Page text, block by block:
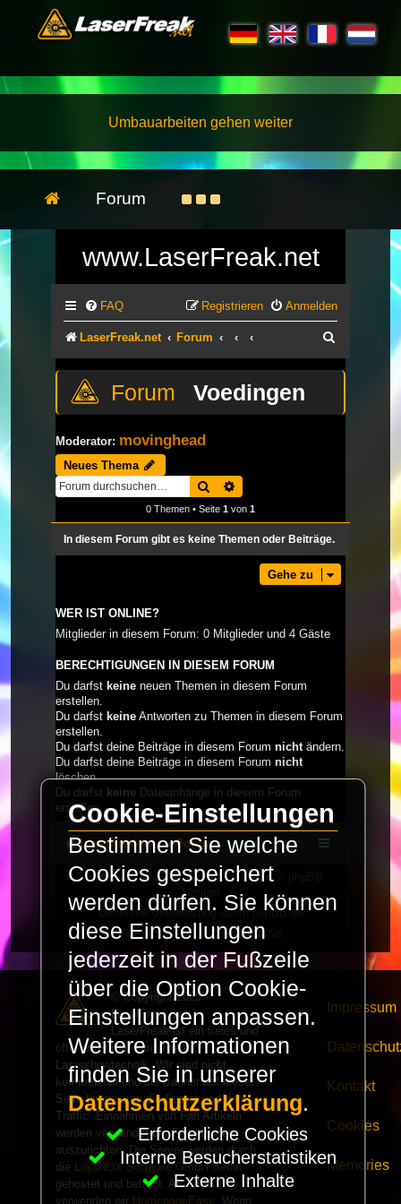
Umbauarbeiten gehen weiter
Forum
www.LaserFreak.net
FAQ Anmelden
Registrieren
LaserFreak.net Forum
Voedingen
Moderator: movinghead
Neues Thema
Suche
0 Themen • Seite 1 von 1
In diesem Forum gibt es keine Themen oder Beiträge.
Gehe zu
WER IST ONLINE?
Mitglieder in diesem Forum: 0 Mitglieder und 4 Gäste
BERECHTIGUNGEN IN DIESEM FORUM
Du darfst keine neuen Themen in diesem Forum
erstellen.
Du darfst keine Antworten zu Themen in diesem Forum
erstellen.
Du darfst deine Beiträge in diesem Forum nichtändern.
Du darfst deine Beiträge in diesem Forum nicht
löschen.
Du darfst keine Dateianhänge in diesem Forum
erstellen.
LaserFreak.net Forum
Powered byphpBB® Forum Software © phpBB
Limited
Deutsche Übersetzung durchphpBB.de
PRIVACY_LINK | TERMS_LINK
© Copyright 2025 -
LaserFreak.net
LaserFreak ist ein freies und
offenes Forum zum Thema
Lasershowtechnik. Wir sind nicht
kommerziell und die Banner auf dieser
Seite finanzieren die Server und den
Traffic. Einnahmen von Fan Artikeln
werden verwendet um Freaktreffen
auszurichten. Die Server werden durch
die LiquiNUX Software GmbH Berlin
gehostet und betreut. Als CMS
verwenden wir HomepageEasy . Wenn
Impressum
Kontakt
Cookies
Memories
Cookie-Einstellungen
Bestimmen Sie welche
Cookies gespeichert
werden dürfen. Sie können
diese Einstellungen
jederzeit in der Fußzeile
über die Option Cookie-
Einstellungen anpassen.
Weitere Informationen
finden Sie in unserer
Datenschutzerklärung.
Erforderliche Cookies
Interne Besucherstatistiken
Externe Inhalte